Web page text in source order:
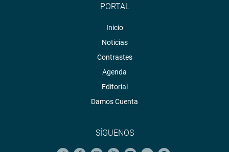
PORTAL
Inicio
Noticias
Contrastes
Agenda
Editorial
Damos Cuenta
SÍGUENOS